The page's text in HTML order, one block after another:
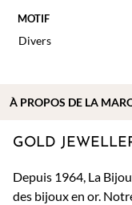
MOTIF
Divers
GOLD
Depuis 1964, La
des bijoux en or.
À PROPOS DE LA